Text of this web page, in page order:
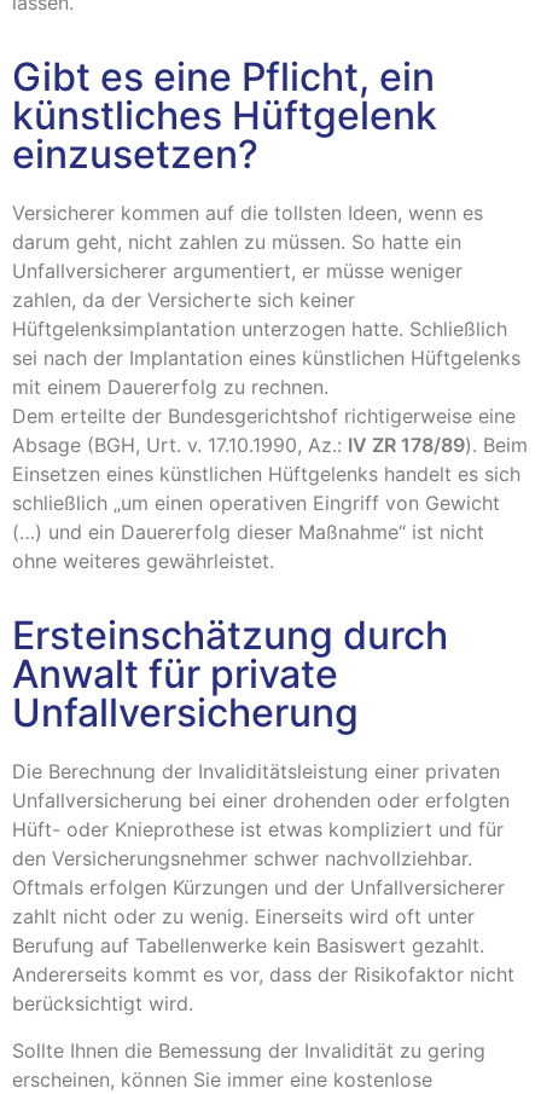
Gibt es eine Pflicht, ein
künstliches Hüftgelenk
einzusetzen?
Versicherer kommen auf die tollsten Ideen, wenn es
darum geht, nicht zahlen zu müssen. So hatte ein
Unfallversicherer argumentiert, er müsse weniger
zahlen, da der Versicherte sich keiner
Hüftgelenksimplantation unterzogen hatte. Schließlich
sei nach der Implantation eines künstlichen Hüftgelenks
mit einem Dauererfolg zu rechnen.
Dem erteilte der Bundesgerichtshof richtigerweise eine
Absage (BGH, Urt. v. 17.10.1990, Az.: IV ZR 178/89). Beim
Einsetzen eines künstlichen Hüftgelenks handelt es sich
schließlich „um einen operativen Eingriff von Gewicht
(…) und ein Dauererfolg dieser Maßnahme“ ist nicht
ohne weiteres gewährleistet.
Ersteinschätzung durch
Anwalt für private
Unfallversicherung
Die Berechnung der Invaliditätsleistung einer privaten
Unfallversicherung bei einer drohenden oder erfolgten
Hüft- oder Knieprothese ist etwas kompliziert und für
den Versicherungsnehmer schwer nachvollziehbar.
Oftmals erfolgen Kürzungen und der Unfallversicherer
zahlt nicht oder zu wenig. Einerseits wird oft unter
Berufung auf Tabellenwerke kein Basiswert gezahlt.
Andererseits kommt es vor, dass der Risikofaktor nicht
berücksichtigt wird.
Sollte Ihnen die Bemessung der Invalidität zu gering
erscheinen, können Sie immer eine kostenlose